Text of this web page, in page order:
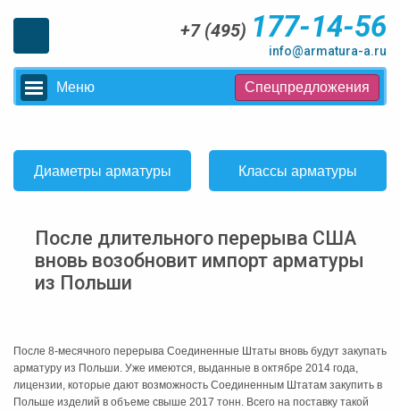
+7 (495) 177-14-56
info@armatura-a.ru
Меню Спецпредложения
Диаметры арматуры Классы арматуры
После длительного перерыва США
вновь возобновит импорт арматуры
из Польши
После 8-месячного перерыва Соединенные Штаты вновь будут закупать
арматуру из Польши. Уже имеются, выданные в октябре 2014 года,
лицензии, которые дают возможность Соединенным Штатам закупить в
Польше изделий в объеме свыше 2017 тонн. Всего на поставку такой